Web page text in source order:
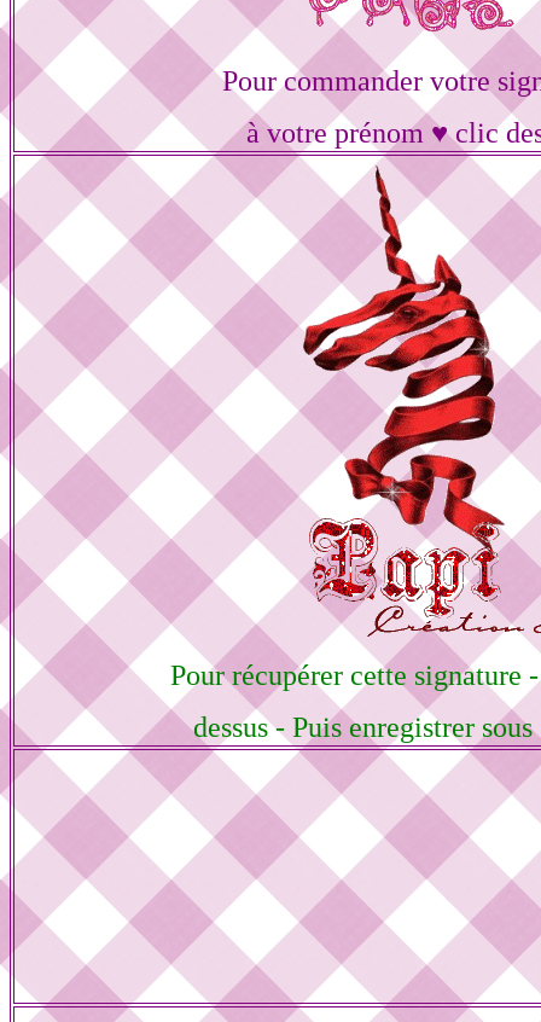
Pour commander votre
à votre prénom ♥ clic
Pour récupérer cette signature
dessus - Puis enregistrer